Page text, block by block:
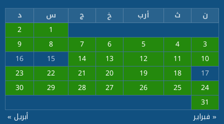
ن
ث أرب خ ج س
د
1
2
3
4
5
6
7
8
9
10
11
12
13
14
15
16
17
18
19
20
21
22
23
24
25
26
27
28
29
30
31
« فبراير
أبريل »